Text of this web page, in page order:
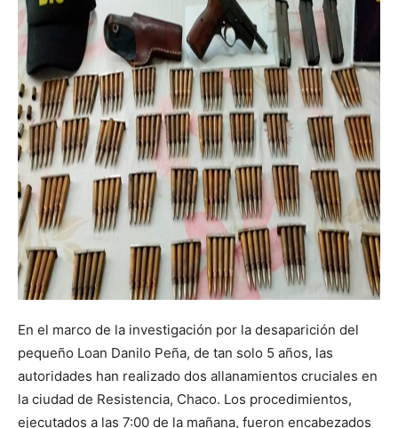
En el marco de la investigación por la desaparición del
pequeño Loan Danilo Peña, de tan solo 5 años, las
autoridades han realizado dos allanamientos cruciales en
la ciudad de Resistencia, Chaco. Los procedimientos,
ejecutados a las 7:00 de la mañana, fueron encabezados